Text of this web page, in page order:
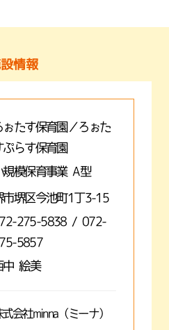
情報
ぉたす保育園／ろぉた
ぷらす保育園
規模保育事業 A型
市堺区今池町1丁3-15
275-5838 / 072-
5857
中 絵美
式会社minna（ミーナ）